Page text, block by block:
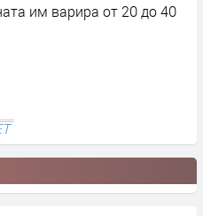
им варира от 20 до 40